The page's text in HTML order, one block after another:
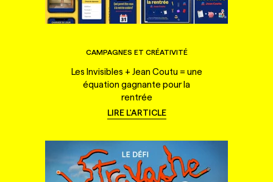
CAMPAGNES ET CRÉATIVITÉ
Les Invisibles + Jean Coutu = une
équation gagnante pour la
rentrée
LIRE L'ARTICLE